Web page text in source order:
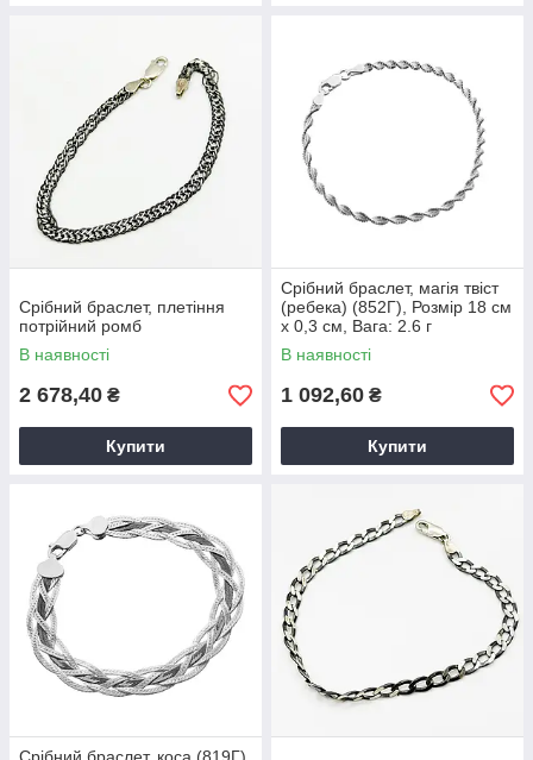
Срібний браслет, плетіння
потрійний ромб
В наявності
2 678,40 ₴
Купити
Срібний браслет, магія твіст
(ребека) (852Г), Розмір 18 см
x 0,3 см, Вага: 2.6 г
В наявності
1 092,60 ₴
Купити